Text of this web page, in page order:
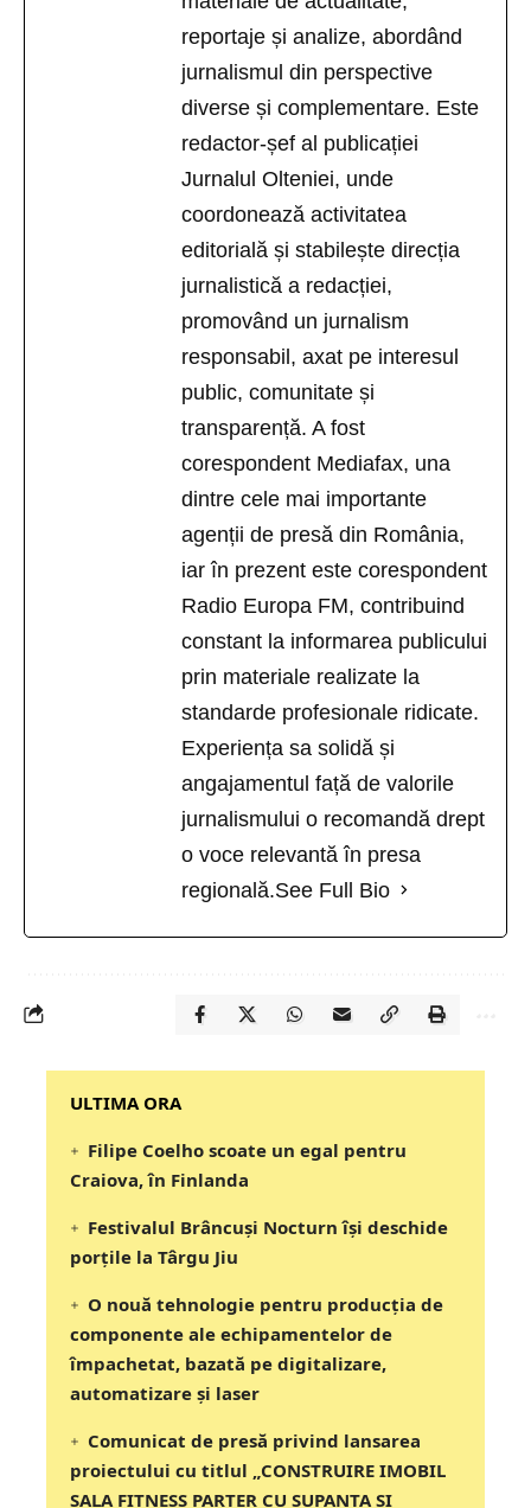
reportaje și analize, abordând
jurnalismul din perspective
diverse și complementare. Este
redactor-șef al publicației
Jurnalul Olteniei, unde
coordonează activitatea
editorială și stabilește direcția
jurnalistică a redacției,
promovând un jurnalism
responsabil, axat pe interesul
public, comunitate și
transparență. A fost
corespondent Mediafax, una
dintre cele mai importante
agenții de presă din România,
iar în prezent este corespondent
Radio Europa FM, contribuind
constant la informarea publicului
prin materiale realizate la
standarde profesionale ridicate.
Experiența sa solidă și
angajamentul față de valorile
jurnalismului o recomandă drept
o voce relevantă în presa
regională.See Full Bio
‎‎‎‎‎‎‎ULTIMA ORA
Filipe Coelho scoate un egal pentru
Craiova, în Finlanda
Festivalul Brâncuși Nocturn își deschide
porțile la Târgu Jiu
O nouă tehnologie pentru producția de
componente ale echipamentelor de
împachetat, bazată pe digitalizare,
automatizare și laser
Comunicat de presă privind lansarea
proiectului cu titlul „CONSTRUIRE IMOBIL
SALA FITNESS PARTER CU SUPANTA SI